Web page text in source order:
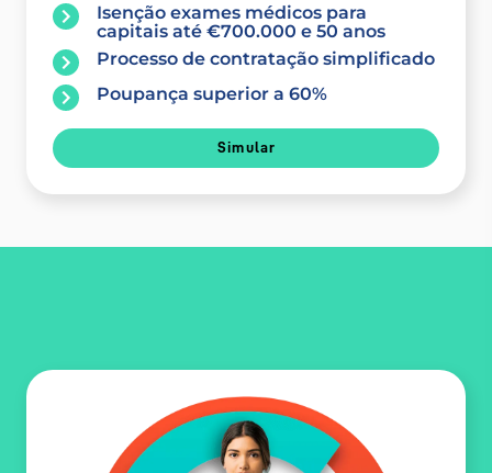
Isenção exames médicos para
capitais até €700.000 e 50 anos
Processo de contratação simplificado
Poupança superior a 60%
Simular